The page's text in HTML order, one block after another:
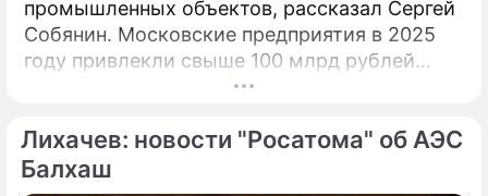
промышленных объектов, рассказал Сергей
Собянин. Московские предприятия в 2025
году привлекли свыше 100 млрд рублей
инвестиционных кредитов на развитие и
поддержки промышленности и
предпринимательства.
Лихачев: новости "Росатома" об АЭС
Балхаш